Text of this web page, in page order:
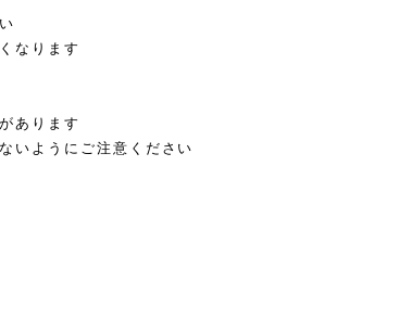
なります
あります
いようにご注意ください